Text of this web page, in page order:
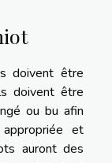
doivent être
doivent être
ou bu afin
et
auront des